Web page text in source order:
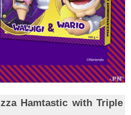
Hamtastic with Triple